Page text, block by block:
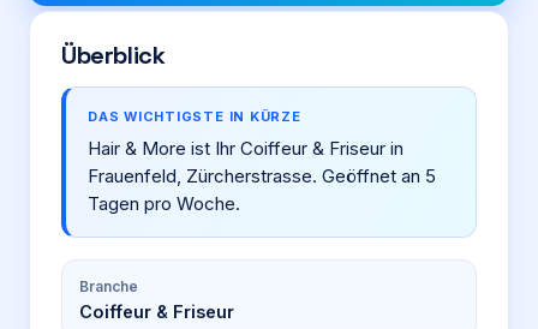
Überblick
DAS WICHTIGSTE IN KÜRZE
Hair & More ist Ihr Coiffeur & Friseur in
Frauenfeld, Zürcherstrasse. Geöffnet an 5
Tagen pro Woche.
Branche
Coiffeur & Friseur